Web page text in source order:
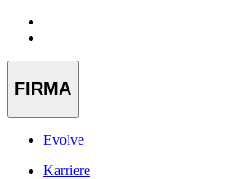
FIRMA
Evolve
Karriere